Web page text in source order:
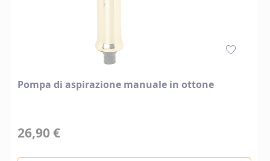
Pompa di aspirazione manuale in ottone
26,90 €